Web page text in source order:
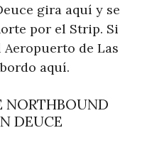
gira aquí y se
por el Strip. Si
de Las
aquí.
NORTHBOUND
DEUCE